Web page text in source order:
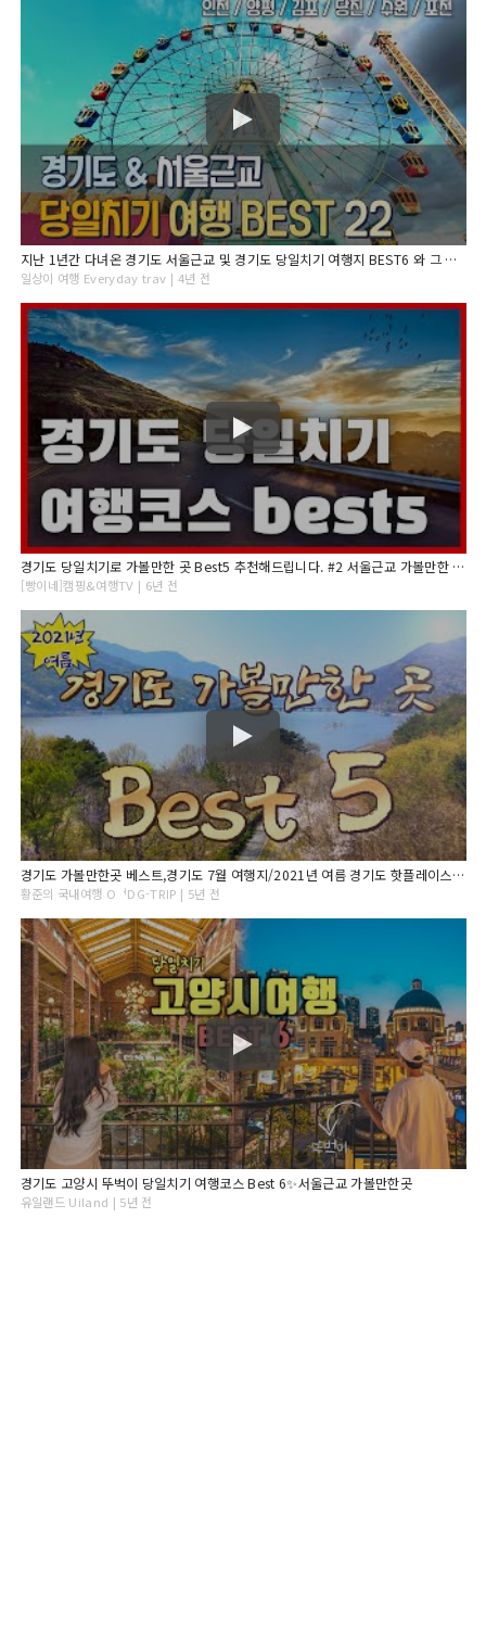
지난 1년간 다녀온 경기도 서울근교 및 경기도 당일치기 여행지 BEST6 와 그 지역 가볼만한 22 곳 총정리 ! 인천여행 남양주여행 김포여행 당진여행 수원여행 포천여행
일상이 여행 Everyday trav | 4년 전
경기도 당일치기로 가볼만한 곳 Best5 추천해드립니다. #2 서울근교 가볼만한 곳 / 국내여행 / 당일치기 여행 / 여행지추천 / 여행정보
[빵이네]캠핑&여행TV | 6년 전
경기도 가볼만한곳 베스트,경기도 7월 여행지/2021년 여름 경기도 핫플레이스 베스트 5/경기도여행,경기도여행지,여행,경기도당일치기,경기도여행추천,6월여행지,7월여행지,8월여행지
황준의 국내여행 OᅥDG-TRIP | 5년 전
경기도 고양시 뚜벅이 당일치기 여행코스 Best 6✨서울근교 가볼만한곳
유일랜드 Uiland | 5년 전